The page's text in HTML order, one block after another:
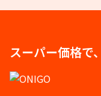
スーパー価格で